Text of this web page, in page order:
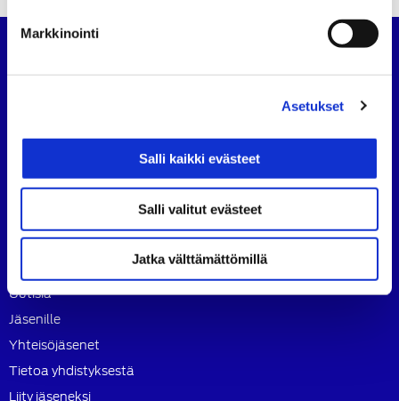
Markkinointi
Asetukset
Salli kaikki evästeet
Salli valitut evästeet
Jatka välttämättömillä
Lahden Autoteknillinen Yhdistys ry toimii autoalan
teknillisen ja toiminnallisen kehityksen edistäjänä.
kuljetusalan osaajia yhteen. Tällä toiminnalla luomme
mahdollisuuden alan yhteistyötoiminnan kehittymiselle.
Sisältö
Uutisia
Jäsenille
Yhteisöjäsenet
Tietoa yhdistyksestä
Liity jäseneksi